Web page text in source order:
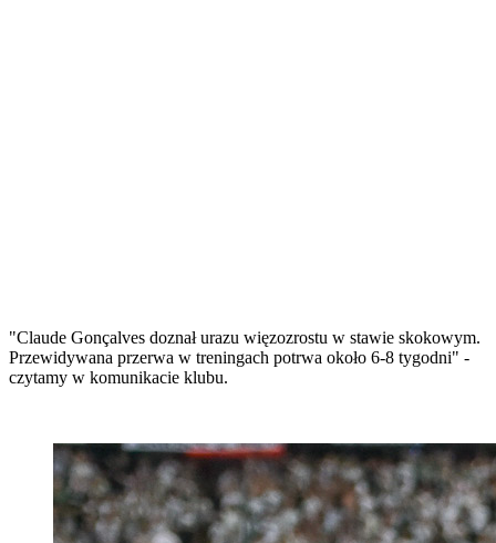
"Claude Gonçalves doznał urazu więzozrostu w stawie skokowym.
Przewidywana przerwa w treningach potrwa około 6-8 tygodni" -
czytamy w komunikacie klubu.